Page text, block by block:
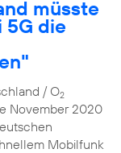
müsste
5G die
/ O2
November 2020
Mobilfunk